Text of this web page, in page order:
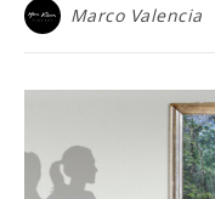
Marco Valencia